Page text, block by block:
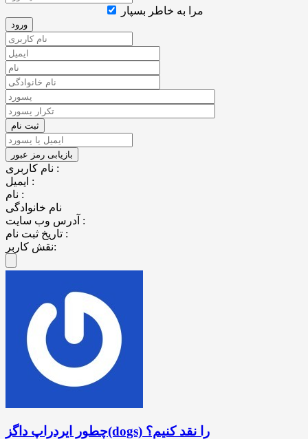
مرا به خاطر بسپار
نام کاربری :
ایمیل :
نام :
نام خانوادگی
آدرس وب سایت :
تاریخ ثبت نام :
نقش کاربر:
چطور ایردراپ داگز(dogs) را نقد کنیم؟